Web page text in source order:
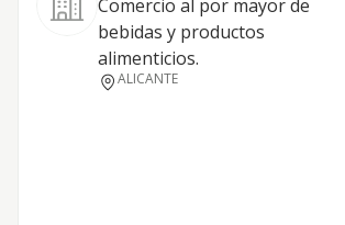
Comercio al por mayor de
bebidas y productos
alimenticios.
ALICANTE